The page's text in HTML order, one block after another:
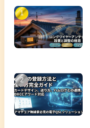
(7)
(5)
(4)
(2)
(5)
(1)